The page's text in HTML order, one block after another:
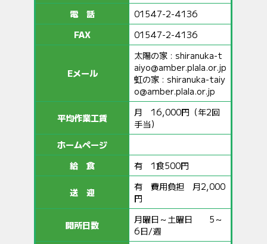
電 話
01547-2-4136
FAX
01547-2-4136
Eメール
太陽の家 : shiranuka-t
aiyo@amber.plala.or.jp
虹の家 : shiranuka-taiy
o@amber.plala.or.jp
平均作業工賃
月 16,000円（年2回
手当）
ホームページ
給 食
有 1食500円
送 迎
有 費用負担 月2,000
円
開所日数
月曜日～土曜日 5～
6日/週